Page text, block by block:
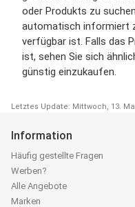
oder Produkts zu
automatisch informiert
verfügbar ist. Falls das
ist, sehen Sie sich
günstig einzukaufen.
Letztes Update: Mittwoch, 13.
Information
Häufig gestellte Fragen
Werben?
Alle Angebote
Marken